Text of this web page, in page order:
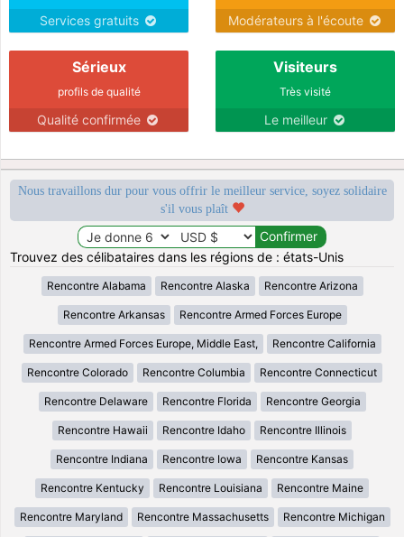
Services gratuits Modérateurs à l'écoute
Sérieux
profils de qualité
Qualité confirmée
Visiteurs
Très visité
Le meilleur
Nous travaillons dur pour vous offrir le meilleur service, soyez solidaire
s'il vous plaît
Trouvez des célibataires dans les régions de : états-Unis
Rencontre Alabama Rencontre Alaska Rencontre Arizona
Rencontre Arkansas Rencontre Armed Forces Europe
Rencontre Armed Forces Europe, Middle East, Rencontre California
Rencontre Colorado Rencontre Columbia Rencontre Connecticut
Rencontre Delaware Rencontre Florida Rencontre Georgia
Rencontre Hawaii Rencontre Idaho Rencontre Illinois
Rencontre Indiana Rencontre Iowa Rencontre Kansas
Rencontre Kentucky Rencontre Louisiana Rencontre Maine
Rencontre Maryland Rencontre Massachusetts Rencontre Michigan